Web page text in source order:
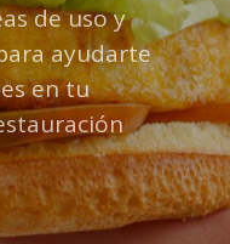
de uso y
ayudarte
en tu